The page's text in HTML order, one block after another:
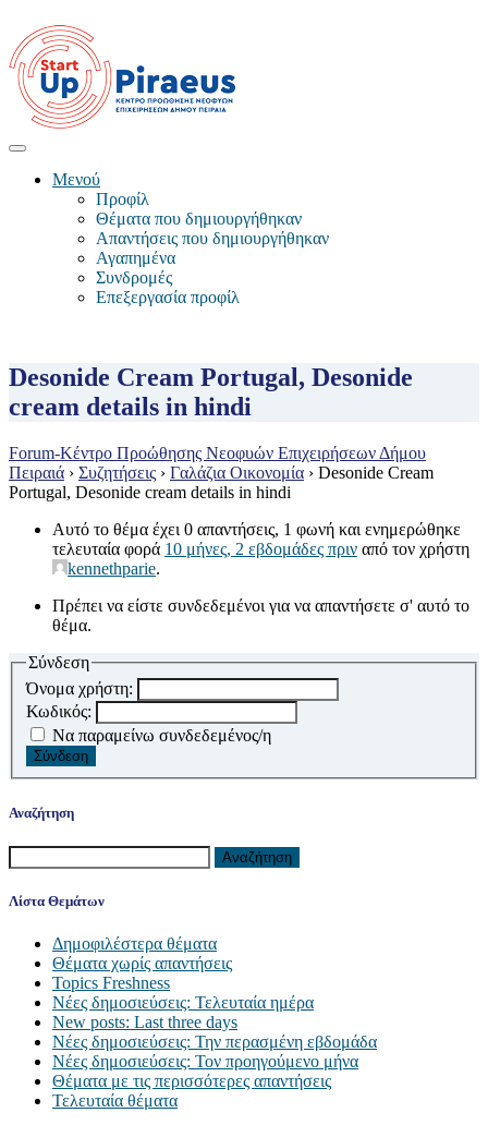
Μενού
Προφίλ
Θέματα που δημιουργήθηκαν
Απαντήσεις που δημιουργήθηκαν
Αγαπημένα
Συνδρομές
Επεξεργασία προφίλ
Desonide Cream Portugal, Desonide
cream details in hindi
Forum-Κέντρο Προώθησης Νεοφυών Επιχειρήσεων Δήμου
Πειραιά › Συζητήσεις › Γαλάζια Οικονομία › Desonide Cream
Portugal, Desonide cream details in hindi
Αυτό το θέμα έχει 0 απαντήσεις, 1 φωνή και ενημερώθηκε
τελευταία φορά 10 μήνες, 2 εβδομάδες πριν από τον χρήστη
kennethparie.
Πρέπει να είστε συνδεδεμένοι για να απαντήσετε σ' αυτό το
θέμα.
Σύνδεση
Όνομα χρήστη:
Κωδικός:
Να παραμείνω συνδεδεμένος/η
Σύνδεση
Αναζήτηση
Λίστα Θεμάτων
Δημοφιλέστερα θέματα
Θέματα χωρίς απαντήσεις
Topics Freshness
Νέες δημοσιεύσεις: Τελευταία ημέρα
New posts: Last three days
Νέες δημοσιεύσεις: Την περασμένη εβδομάδα
Νέες δημοσιεύσεις: Τον προηγούμενο μήνα
Θέματα με τις περισσότερες απαντήσεις
Τελευταία θέματα